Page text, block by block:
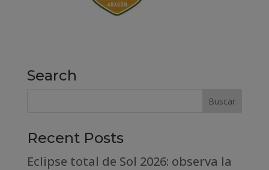
Search
Recent Posts
Eclipse total de Sol 2026: observa la